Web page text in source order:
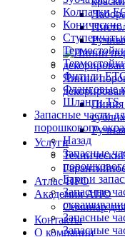
Линии
Линия
Услуги
Атлас ПРО
Академия АПО
Семинар
Контакты
О компании
Колпачки
Конические
Фитили
Фланговые
Шланги TS
Запасные части
порошкового
Назад
Запасные
Баки и
Запасные
Запасные
Запасные